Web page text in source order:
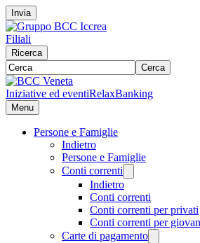
Invia
Filiali
Ricerca
Cerca
Iniziative ed eventiRelaxBanking
Menu
Persone e Famiglie
Indietro
Persone e Famiglie
Conti correnti
Indietro
Conti correnti
Conti correnti per privati
Conti correnti per
Carte di pagamento